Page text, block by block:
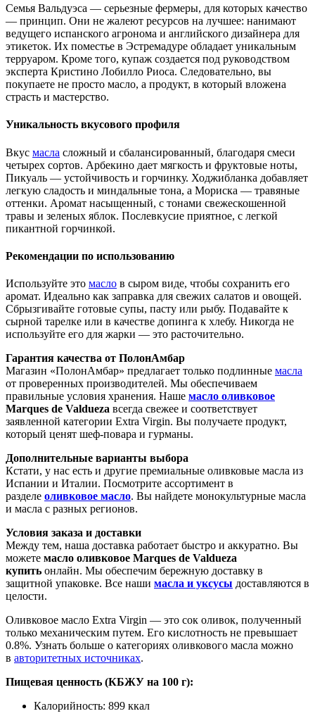
Семья Вальдуэса — серьезные фермеры, для которых качество
— принцип. Они не жалеют ресурсов на лучшее: нанимают
ведущего испанского агронома и английского дизайнера для
этикеток. Их поместье в Эстремадуре обладает уникальным
терруаром. Кроме того, купаж создается под руководством
эксперта Кристино Лобилло Риоса. Следовательно, вы
покупаете не просто масло, а продукт, в который вложена
страсть и мастерство.
Уникальность вкусового профиля
Вкус масла сложный и сбалансированный, благодаря смеси
четырех сортов. Арбекино дает мягкость и фруктовые ноты,
Пикуаль — устойчивость и горчинку. Ходжибланка добавляет
легкую сладость и миндальные тона, а Мориска — травяные
оттенки. Аромат насыщенный, с тонами свежескошенной
травы и зеленых яблок. Послевкусие приятное, с легкой
пикантной горчинкой.
Рекомендации по использованию
Используйте это масло в сыром виде, чтобы сохранить его
аромат. Идеально как заправка для свежих салатов и овощей.
Сбрызгивайте готовые супы, пасту или рыбу. Подавайте к
сырной тарелке или в качестве допинга к хлебу. Никогда не
используйте его для жарки — это расточительно.
Гарантия качества от ПолонАмбар
Магазин «ПолонАмбар» предлагает только подлинные масла
от проверенных производителей. Мы обеспечиваем
правильные условия хранения. Наше масло оливковое
Marques de Valdueza всегда свежее и соответствует
заявленной категории Extra Virgin. Вы получаете продукт,
который ценят шеф-повара и гурманы.
Дополнительные варианты выбора
Кстати, у нас есть и другие премиальные оливковые масла из
Испании и Италии. Посмотрите ассортимент в
разделе оливковое масло. Вы найдете монокультурные масла
и масла с разных регионов.
Условия заказа и доставки
Между тем, наша доставка работает быстро и аккуратно. Вы
можете масло оливковое Marques de Valdueza
купить онлайн. Мы обеспечим бережную доставку в
защитной упаковке. Все наши масла и уксусы доставляются в
целости.
Оливковое масло Extra Virgin — это сок оливок, полученный
только механическим путем. Его кислотность не превышает
0.8%. Узнать больше о категориях оливкового масла можно
в авторитетных источниках.
Пищевая ценность (КБЖУ на 100 г):
Калорийность: 899 ккал